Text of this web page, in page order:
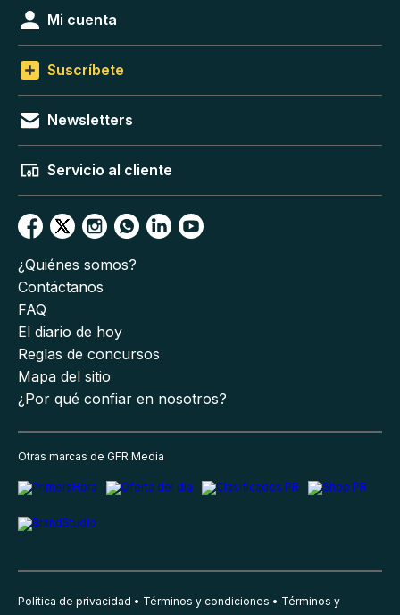
Mi cuenta
Suscríbete
Newsletters
Servicio al cliente
¿Quiénes somos?
Contáctanos
FAQ
El diario de hoy
Reglas de concursos
Mapa del sitio
¿Por qué confiar en nosotros?
Otras marcas de GFR Media
Política de privacidad Términos y condiciones Términos y